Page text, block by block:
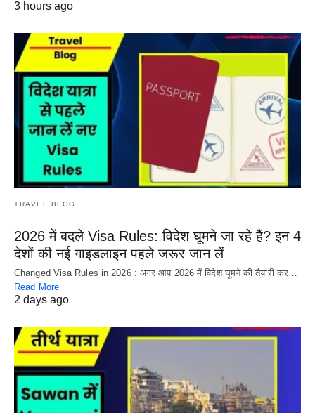
3 hours ago
TRAVEL BLOG
2026 में बदले Visa Rules: विदेश घूमने जा रहे हैं? इन 4
देशों की नई गाइडलाइन पहले जरूर जान लें
Changed Visa Rules in 2026 : अगर आप 2026 में विदेश घूमने की तैयारी कर…
Read More
2 days ago